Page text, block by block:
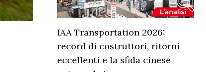
IAA Transportation 2026:
record di costruttori, ritorni
eccellenti e la sfida cinese